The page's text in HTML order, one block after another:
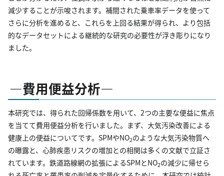
減少することが示唆されます。補間された乗車率データを使って
さらに分析を進めると、これらを上回る結果が得られ、より包括
的なデータセットによる継続的な研究の必要性が浮き彫りになり
ました。
―費用便益分析―
本研究では、得られた回帰係数を用いて、2つの主要な便益に焦点
を当てて費用便益分析を行いました。まず、大気汚染改善による
健康上の便益についてです。SPMやNO2のような大気汚染物質へ
の曝露と、心肺疾患リスクの増加との相関は多くの文献で立証さ
れています。鉄道路線網の拡張によるSPMとNO2の減少に帰せら